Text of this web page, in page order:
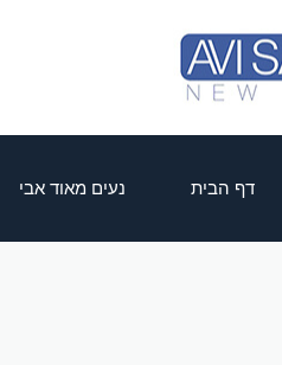
דף הבית נעים מאוד אבי